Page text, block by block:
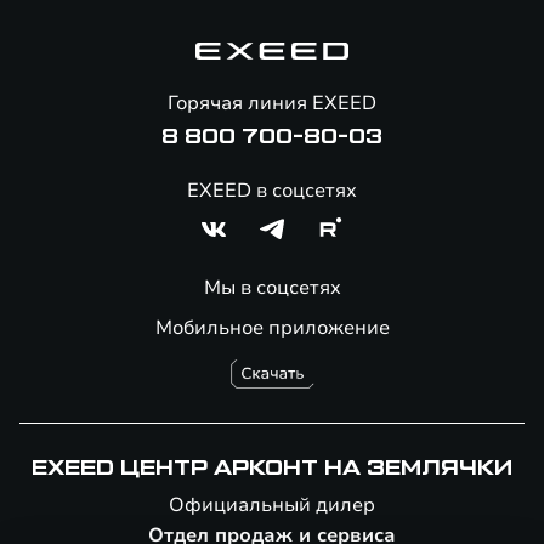
Помощь на дорогах
Мобильное приложение
Горячая линия EXEED
8 800 700-80-03
EXEED в соцсетях
Мы в соцсетях
EXEED ЦЕНТР АРКОНТ НА ЗЕМЛЯЧКИ
Официальный дилер
Отдел продаж и сервиса